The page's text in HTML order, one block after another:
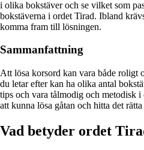
i olika bokstäver och se vilket som
bokstäverna i ordet Tirad. Ibland
komma fram till lösningen.
Sammanfattning
Att lösa korsord kan vara både roligt
du letar efter kan ha olika antal
tips och vara tålmodig och metodisk
att kunna lösa gåtan och hitta det
Vad betyder ordet